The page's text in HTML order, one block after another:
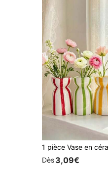
Dès3,09€